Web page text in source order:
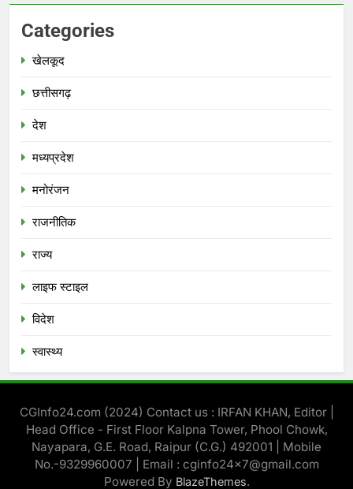
Categories
खेलकूद
छत्तीसगढ़
देश
मध्‍यप्रदेश
मनोरंजन
राजनीतिक
राज्य
लाइफ स्टाइल
विदेश
स्‍वास्‍थ्‍य
CGInfo24.com (2024) Contact us : IRFAN KHAN, Editor |
Head Office - First Floor Kalpna Tower, Phool Chowk,
Nayapara, G.E. Road, Raipur (C.G.) 492001 | Mobile
No.-9329960007 | Email : cginfo24x7@gmail.com
Powered By BlazeThemes.